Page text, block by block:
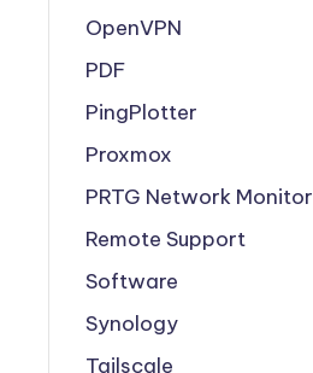
OpenVPN
PDF
PingPlotter
Proxmox
PRTG Network Monitor
Remote Support
Software
Synology
Tailscale